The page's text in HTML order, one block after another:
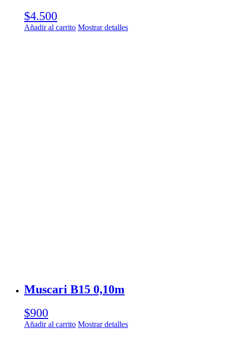
$4.500
Añadir al carrito Mostrar detalles
Muscari B15 0,10m
$900
Añadir al carrito Mostrar detalles